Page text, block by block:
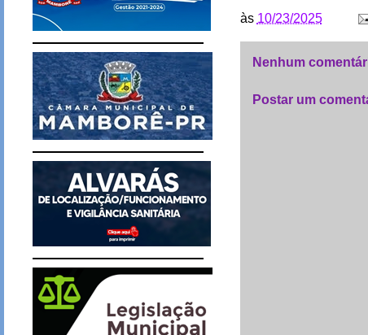
às 10/23/2025
Nenhum
Postar um